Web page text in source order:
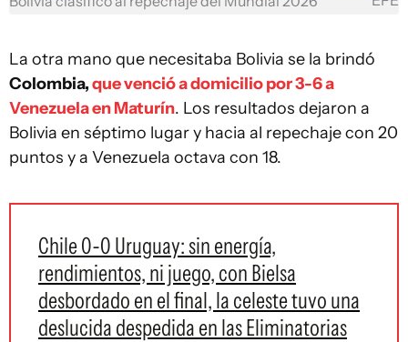
La otra mano que necesitaba Bolivia se la brindó
Colombia,que venció a domicilio por 3-6 a
Venezuela en Maturín. Los resultados dejaron a
Bolivia en séptimo lugar y hacia al repechaje con 20
puntos y a Venezuela octava con 18.
Chile 0-0 Uruguay: sin energía,
rendimientos, ni juego, con Bielsa
desbordado en el final, la celeste tuvo una
deslucida despedida en las Eliminatorias